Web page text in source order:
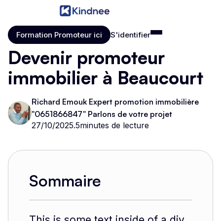
S'identifier
Formation Promoteur ici
Formation Promoteur ici
Devenir promoteur
immobilier à Beaucourt
Richard Emouk Expert promotion immobilière
"0651866847" Parlons de votre projet
27/10/2025.5minutes de lecture
Sommaire